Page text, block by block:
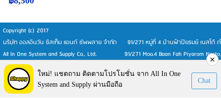
Copyright (c) 2017
บริษัท ออลอินวัน ซิสเท็ม แอนด์ ซัพพลาย จำกัด 91/271 หมู่ที่ 4 บ้านฟ้าปิยรมย์ เนสโต้ ต
All In One System and Supply Co., Ltd. 91/271 Moo.4 Baan Fah Piyarom Nesto,
Visitors: 153,747
ใหม่! แชตถาม ติดตามโปรโมชั่น จาก All In One
System and Supply ผ่านมือถือ
Chat